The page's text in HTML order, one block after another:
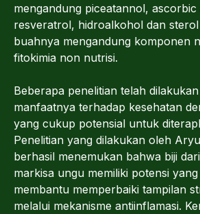
mengandung piceatannol,
resveratrol, hidroalkohol dan
buahnya mengandung komponen
fitokimia non nutrisi.
Beberapa penelitian telah
manfaatnya terhadap kesehatan
yang cukup potensial untuk
Penelitian yang dilakukan oleh
berhasil menemukan bahwa biji
markisa ungu memiliki potensi
membantu memperbaiki tampilan
melalui mekanisme antiinflamasi.